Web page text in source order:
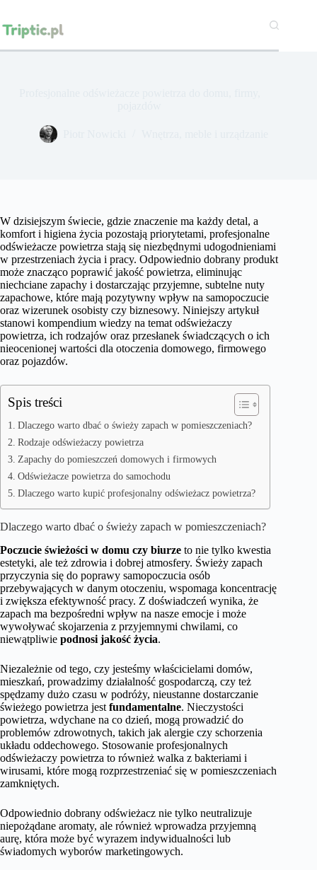
treści
W dzisiejszym świecie, gdzie znaczenie ma każdy detal, a
komfort i higiena życia pozostają priorytetami, profesjonalne
odświeżacze powietrza stają się niezbędnymi udogodnieniami
w przestrzeniach życia i pracy. Odpowiednio dobrany produkt
może znacząco poprawić jakość powietrza, eliminując
niechciane zapachy i dostarczając przyjemne, subtelne nuty
zapachowe, które mają pozytywny wpływ na samopoczucie
oraz wizerunek osobisty czy biznesowy. Niniejszy artykuł
stanowi kompendium wiedzy na temat odświeżaczy
powietrza, ich rodzajów oraz przesłanek świadczących o ich
nieocenionej wartości dla otoczenia domowego, firmowego
oraz pojazdów.
Spis treści
Dlaczego warto dbać o świeży zapach w pomieszczeniach?
Rodzaje odświeżaczy powietrza
Zapachy do pomieszczeń domowych i firmowych
Odświeżacze powietrza do samochodu
Dlaczego warto kupić profesjonalny odświeżacz powietrza?
Dlaczego warto dbać o świeży zapach w pomieszczeniach?
Poczucie świeżości w domu czy biurze to nie tylko kwestia
estetyki, ale też zdrowia i dobrej atmosfery. Świeży zapach
przyczynia się do poprawy samopoczucia osób
przebywających w danym otoczeniu, wspomaga koncentrację
i zwiększa efektywność pracy. Z doświadczeń wynika, że
zapach ma bezpośredni wpływ na nasze emocje i może
wywoływać skojarzenia z przyjemnymi chwilami, co
niewątpliwie podnosi jakość życia.
Niezależnie od tego, czy jesteśmy właścicielami domów,
mieszkań, prowadzimy działalność gospodarczą, czy też
spędzamy dużo czasu w podróży, nieustanne dostarczanie
świeżego powietrza jest fundamentalne. Nieczystości
powietrza, wdychane na co dzień, mogą prowadzić do
problemów zdrowotnych, takich jak alergie czy schorzenia
układu oddechowego. Stosowanie profesjonalnych
odświeżaczy powietrza to również walka z bakteriami i
wirusami, które mogą rozprzestrzeniać się w pomieszczeniach
zamkniętych.
Odpowiednio dobrany odświeżacz nie tylko neutralizuje
niepożądane aromaty, ale również wprowadza przyjemną
aurę, która może być wyrazem indywidualności lub
świadomych wyborów marketingowych.